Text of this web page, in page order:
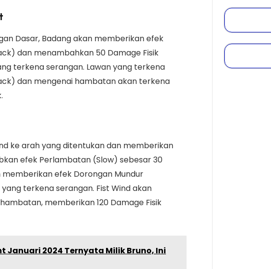
Dasar, Badang akan memberikan efek
dan menambahkan 50 Damage Fisik
terkena serangan. Lawan yang terkena
dan mengenai hambatan akan terkena
ke arah yang ditentukan dan memberikan
efek Perlambatan (Slow) sebesar 30
memberikan efek Dorongan Mundur
terkena serangan. Fist Wind akan
memberikan 120 Damage Fisik
Januari 2024 Ternyata Milik Bruno, Ini